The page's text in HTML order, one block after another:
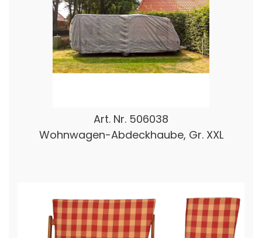
Art. Nr. 506038
Wohnwagen-Abdeckhaube, Gr. XXL